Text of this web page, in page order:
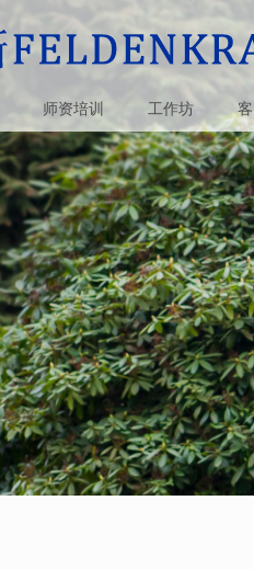
师资培训 工作坊